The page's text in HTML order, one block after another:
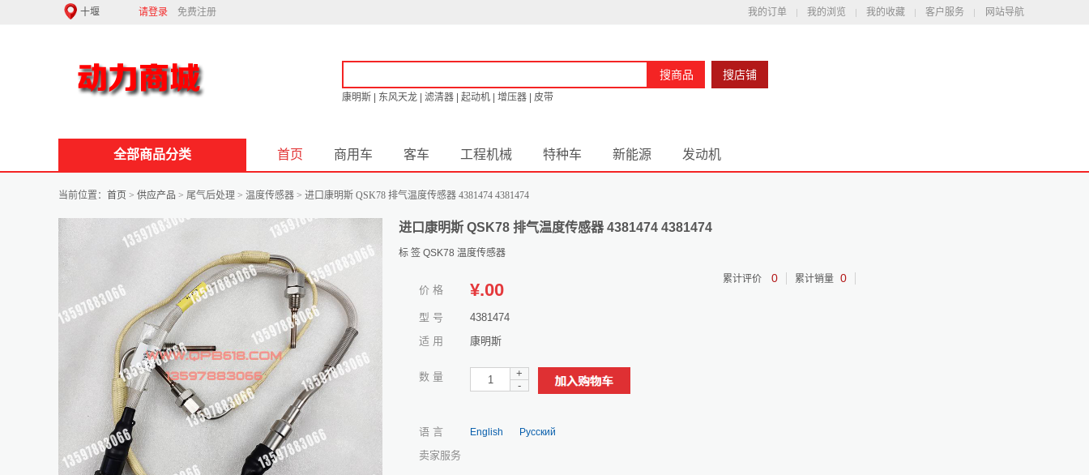
请登录 免费注册 我的订单 我的浏览 我的收藏 客户服务 网站导航
搜商品 搜店铺
康明斯 东风天龙 滤清器 起动机 增压器 皮带
全部商品分类 首页 商用车 客车 工程机械 特种车 新能源 发动机
当前位置： 首页 > 供应产品 > 尾气后处理 > 温度传感器 > 进口康明斯 QSK78 排气温度传感器 4381474 4381474
进口康明斯 QSK78 排气温度传感器 4381474 4381474
标 签 QSK78 温度传感器
累计评价 0 累计销量 0
价 格 ¥.00
型 号
4381474
适 用
康明斯
数 量
+
-
语 言 English Русский
卖家服务